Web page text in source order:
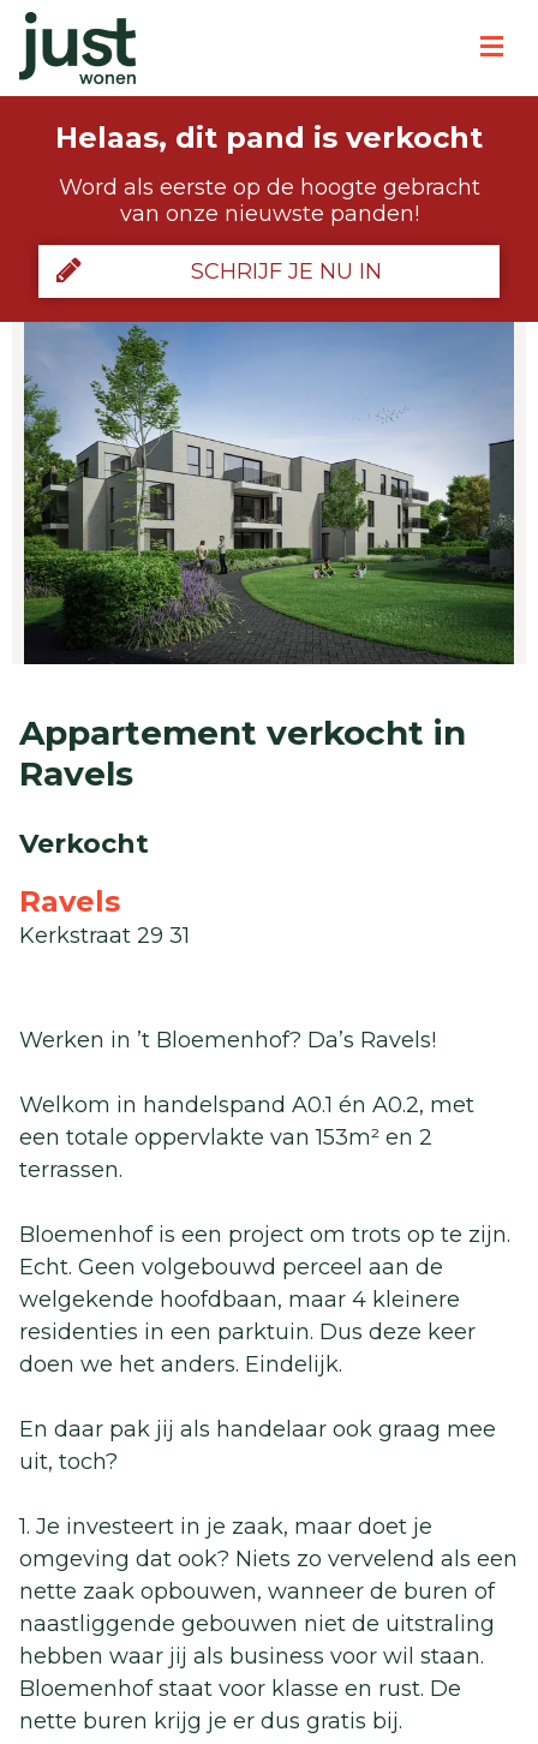
Helaas, dit pand is verkocht
Word als eerste op de hoogte gebracht
van onze nieuwste panden!
SCHRIJF JE NU IN
Appartement verkocht in
Ravels
Verkocht
Ravels
Kerkstraat 29 31
Werken in ’t Bloemenhof? Da’s Ravels!
Welkom in handelspand A0.1 én A0.2, met
een totale oppervlakte van 153m² en 2
terrassen.
Bloemenhof is een project om trots op te zijn.
Echt. Geen volgebouwd perceel aan de
welgekende hoofdbaan, maar 4 kleinere
residenties in een parktuin. Dus deze keer
doen we het anders. Eindelijk.
En daar pak jij als handelaar ook graag mee
uit, toch?
1. Je investeert in je zaak, maar doet je
omgeving dat ook? Niets zo vervelend als een
nette zaak opbouwen, wanneer de buren of
naastliggende gebouwen niet de uitstraling
hebben waar jij als business voor wil staan.
Bloemenhof staat voor klasse en rust. De
nette buren krijg je er dus gratis bij.